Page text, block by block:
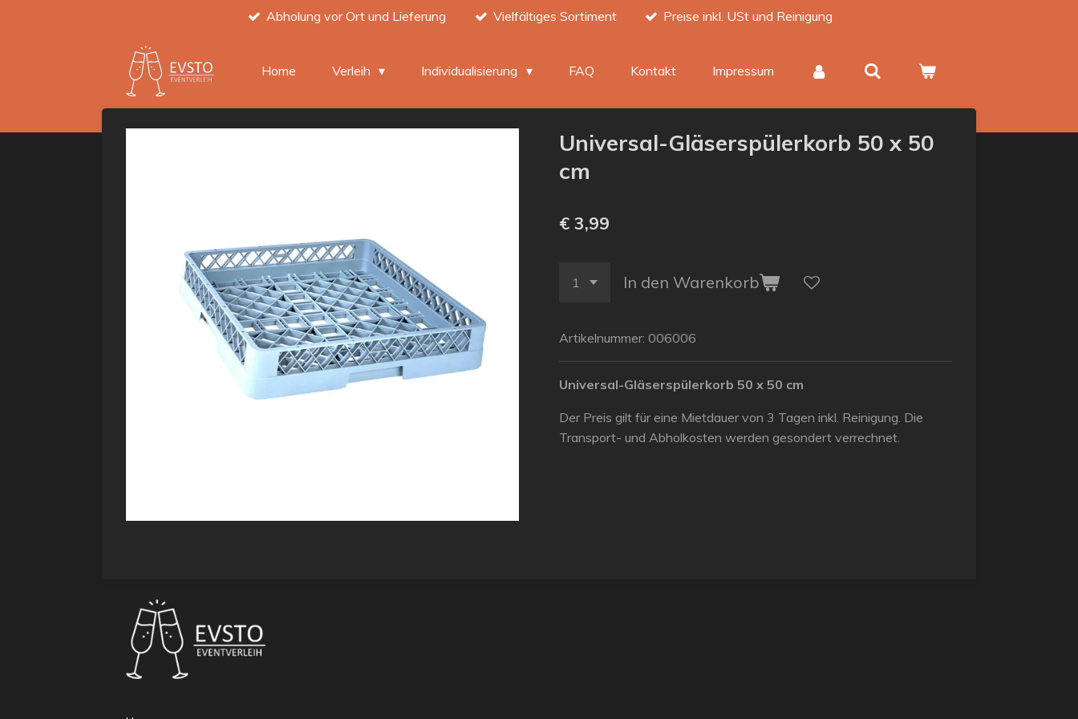
Abholung vor Ort und Lieferung Vielfältiges Sortiment Preise inkl. USt und Reinigung
Home Verleih Individualisierung FAQ Kontakt Impressum
Universal-Gläserspülerkorb 50 x 50
cm
€ 3,99
In den Warenkorb
Artikelnummer: 006006
Universal-Gläserspülerkorb 50 x 50 cm
Der Preis gilt für eine Mietdauer von 3 Tagen inkl. Reinigung. Die
Transport- und Abholkosten werden gesondert verrechnet.